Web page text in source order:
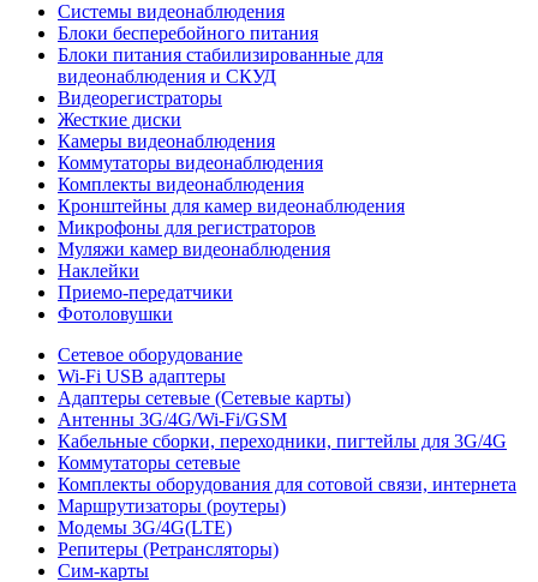
Системы видеонаблюдения
Блоки бесперебойного питания
Блоки питания стабилизированные для
видеонаблюдения и СКУД
Видеорегистраторы
Жесткие диски
Камеры видеонаблюдения
Коммутаторы видеонаблюдения
Комплекты видеонаблюдения
Кронштейны для камер видеонаблюдения
Микрофоны для регистраторов
Муляжи камер видеонаблюдения
Наклейки
Приемо-передатчики
Фотоловушки
Сетевое оборудование
Wi-Fi USB адаптеры
Адаптеры сетевые (Сетевые карты)
Антенны 3G/4G/Wi-Fi/GSM
Кабельные сборки, переходники, пигтейлы для 3G/4G
Коммутаторы сетевые
Комплекты оборудования для сотовой связи, интернета
Маршрутизаторы (роутеры)
Модемы 3G/4G(LTE)
Репитеры (Ретрансляторы)
Сим-карты